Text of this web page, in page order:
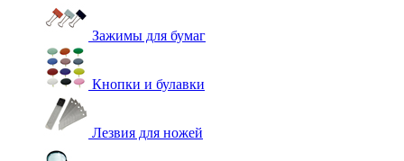
Зажимы для бумаг
Кнопки и булавки
Лезвия для ножей